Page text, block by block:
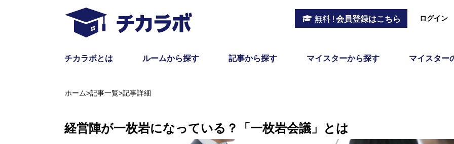
無料 ! 会員登録はこちら ログイン
チカラボとは ルームから探す 記事から探す マイスターから探す マイスター
ホーム>記事一覧>記事詳細
経営陣が一枚岩になっている？「一枚岩会議」とは